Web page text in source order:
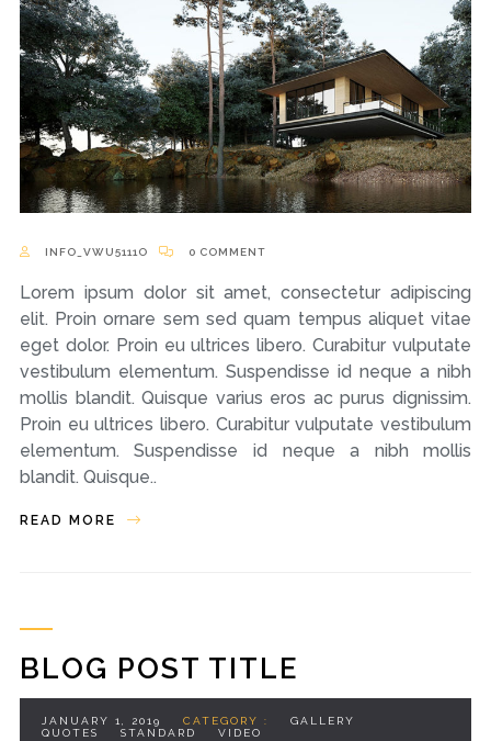
INFO_VWU5111O 0 COMMENT
Lorem ipsum dolor sit amet, consectetur adipiscing
elit. Proin ornare sem sed quam tempus aliquet vitae
eget dolor. Proin eu ultrices libero. Curabitur vulputate
vestibulum elementum. Suspendisse id neque a nibh
mollis blandit. Quisque varius eros ac purus dignissim.
Proin eu ultrices libero. Curabitur vulputate vestibulum
elementum. Suspendisse id neque a nibh mollis
blandit. Quisque..
READ MORE
BLOG POST TITLE
JANUARY 1, 2019 CATEGORY :
GALLERY
QUOTES
STANDARD VIDEO